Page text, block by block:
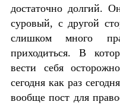
достаточно долгий.
суровый, с другой
слишком много
приходиться. В
вести себя
сегодня как раз
вообще пост для